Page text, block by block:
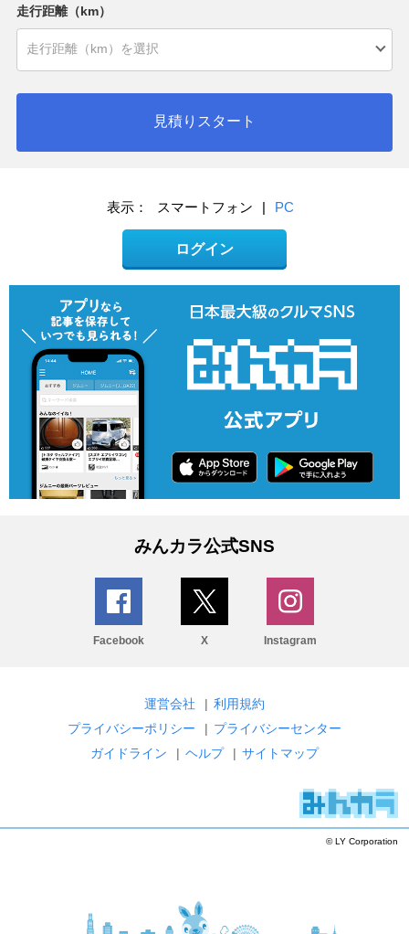
走行距離（km）
見積りスタート
表示： スマートフォン | PC
ログイン
みんカラ公式SNS
Facebook X Instagram
運営会社 | 利用規約
プライバシーポリシー
| プライバシーセンター
ガイドライン
| ヘルプ | サイトマップ
© LY Corporation